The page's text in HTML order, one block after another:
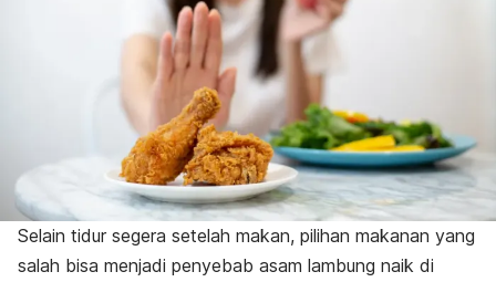
Selain tidur segera setelah makan, pilihan makanan yang
salah bisa menjadi penyebab asam lambung naik di